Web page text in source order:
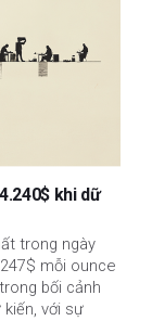
khi dữ
trong ngày
mỗi ounce
bối cảnh
với sự